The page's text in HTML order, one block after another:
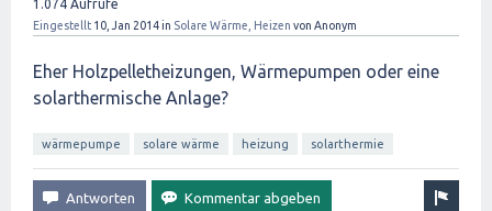
1.074 Aufrufe
Eingestellt 10, Jan 2014in Solare Wärme, Heizen von Anonym
Eher Holzpelletheizungen, Wärmepumpen oder eine
solarthermische Anlage?
wärmepumpe solare wärme heizung solarthermie